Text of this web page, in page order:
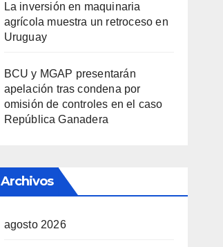
La inversión en maquinaria
agrícola muestra un retroceso en
Uruguay
BCU y MGAP presentarán
apelación tras condena por
omisión de controles en el caso
República Ganadera
Archivos
agosto 2026